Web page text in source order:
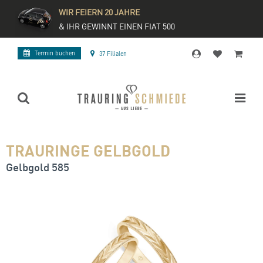
WIR FEIERN 20 JAHRE
& IHR GEWINNT EINEN FIAT 500
Termin buchen 37 Filialen
TRAURINGE GELBGOLD
Gelbgold 585